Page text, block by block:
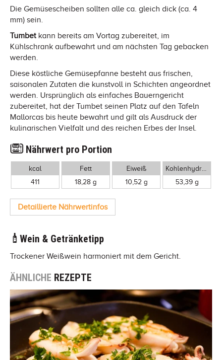
Die Gemüsescheiben sollten alle ca. gleich dick (ca. 4
mm) sein.
Tumbetkann bereits am Vortag zubereitet, im
Kühlschrank aufbewahrt und am nächsten Tag gebacken
werden.
Diese köstliche Gemüsepfanne besteht aus frischen,
saisonalen Zutaten die kunstvoll in Schichten angeordnet
werden. Ursprünglich als einfaches Bauerngericht
zubereitet, hat der Tumbet seinen Platz auf den Tafeln
Mallorcas bis heute bewahrt und gilt als Ausdruck der
kulinarischen Vielfalt und des reichen Erbes der Insel.
Nährwert pro Portion
kcal
411
Fett
18,28 g
Eiweiß
10,52 g
Kohlenhydrate
53,39 g
Detaillierte Nährwertinfos
Wein & Getränketipp
Trockener Weißwein harmoniert mit dem Gericht.
ÄHNLICHE REZEPTE